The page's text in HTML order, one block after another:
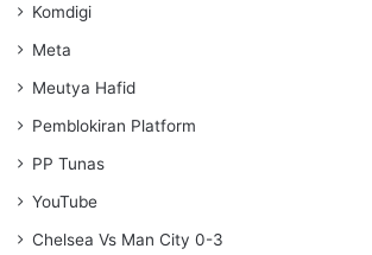
Komdigi
Meta
Meutya Hafid
Pemblokiran Platform
PP Tunas
YouTube
Chelsea Vs Man City 0-3